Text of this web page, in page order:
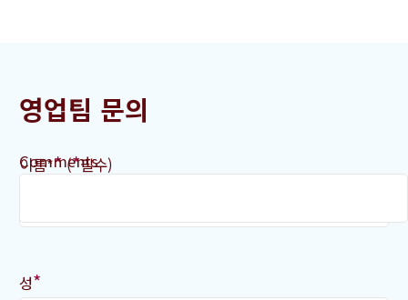
영업팀 문의
Comments
이름**(*필수)
성*